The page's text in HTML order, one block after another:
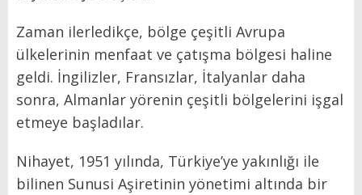
Zaman ilerledikçe, bölge çeşitli Avrupa
ülkelerinin menfaat ve çatışma bölgesi haline
geldi. İngilizler, Fransızlar, İtalyanlar daha
sonra, Almanlar yörenin çeşitli bölgelerini işgal
etmeye başladılar.
Nihayet, 1951 yılında, Türkiye’ye yakınlığı ile
bilinen Sunusi Aşiretinin yönetimi altında bir